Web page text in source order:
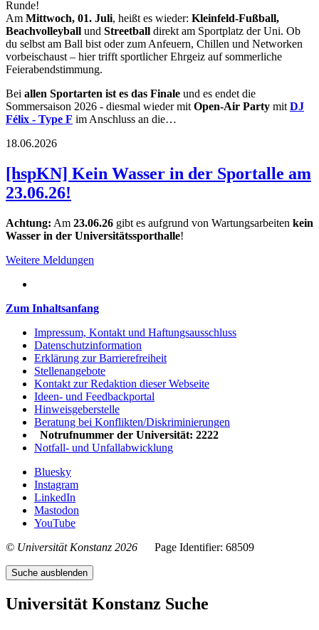
Runde!
Am Mittwoch, 01. Juli, heißt es wieder: Kleinfeld-Fußball,
Beachvolleyball und Streetball direkt am Sportplatz der Uni. Ob
du selbst am Ball bist oder zum Anfeuern, Chillen und Networken
vorbeischaust – hier trifft sportlicher Ehrgeiz auf sommerliche
Feierabendstimmung.
Bei allen Sportarten ist es das Finale und es endet die
Sommersaison 2026 - diesmal wieder mit Open-Air Party mit DJ
Félix - Type F im Anschluss an die…
18.06.2026
[hspKN] Kein Wasser in der Sportalle am
23.06.26!
Achtung: Am 23.06.26 gibt es aufgrund von Wartungsarbeiten kein
Wasser in der Universitätssporthalle!
Weitere Meldungen
Zum Inhaltsanfang
Impressum, Kontakt und Haftungsausschluss
Datenschutzinformation
Erklärung zur Barrierefreiheit
Stellenangebote
Kontakt zur Redaktion dieser Webseite
Ideen- und Feedbackportal
Hinweisgeberstelle
Beratung bei Konflikten/Diskriminierungen
Notrufnummer der Universität: 2222
Notfall- und Unfallabwicklung
Bluesky
Instagram
LinkedIn
Mastodon
YouTube
© Universität Konstanz 2026
Page Identifier: 68509
Suche ausblenden
Universität Konstanz Suche